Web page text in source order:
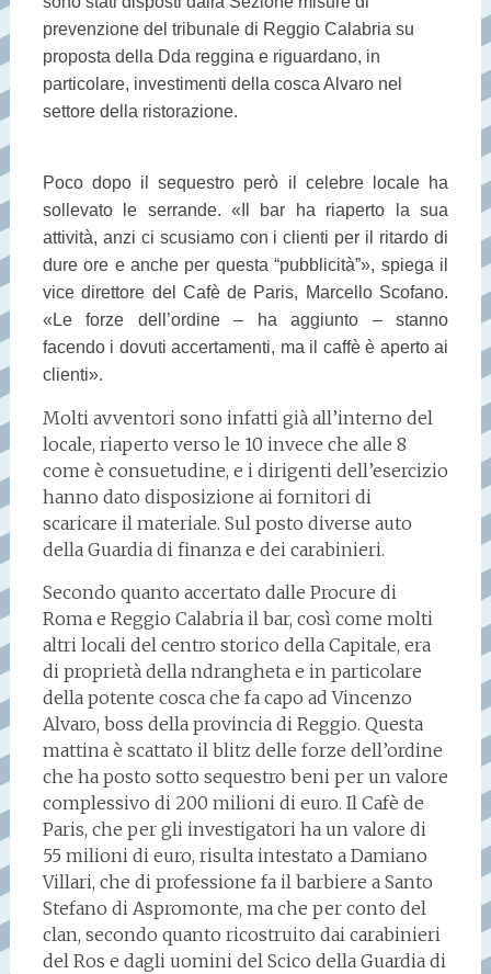
prevenzione del tribunale di Reggio Calabria su
proposta della Dda reggina e riguardano, in
particolare, investimenti della cosca Alvaro nel
settore della ristorazione.
Poco dopo il sequestro però il celebre locale ha
sollevato le serrande. «Il bar ha riaperto la sua
attività, anzi ci scusiamo con i clienti per il ritardo di
dure ore e anche per questa “pubblicità”», spiega il
vice direttore del Cafè de Paris, Marcello Scofano.
«Le forze dell’ordine – ha aggiunto – stanno
facendo i dovuti accertamenti, ma il caffè è aperto ai
clienti».
Molti avventori sono infatti già all’interno del
locale, riaperto verso le 10 invece che alle 8
come è consuetudine, e i dirigenti dell’esercizio
hanno dato disposizione ai fornitori di
scaricare il materiale. Sul posto diverse auto
della Guardia di finanza e dei carabinieri.
Secondo quanto accertato dalle Procure di
Roma e Reggio Calabria il bar, così come molti
altri locali del centro storico della Capitale, era
di proprietà della ndrangheta e in particolare
della potente cosca che fa capo ad Vincenzo
Alvaro, boss della provincia di Reggio. Questa
mattina è scattato il blitz delle forze dell’ordine
che ha posto sotto sequestro beni per un valore
complessivo di 200 milioni di euro. Il Cafè de
Paris, che per gli investigatori ha un valore di
55 milioni di euro, risulta intestato a Damiano
Villari, che di professione fa il barbiere a Santo
Stefano di Aspromonte, ma che per conto del
clan, secondo quanto ricostruito dai carabinieri
del Ros e dagli uomini del Scico della Guardia di